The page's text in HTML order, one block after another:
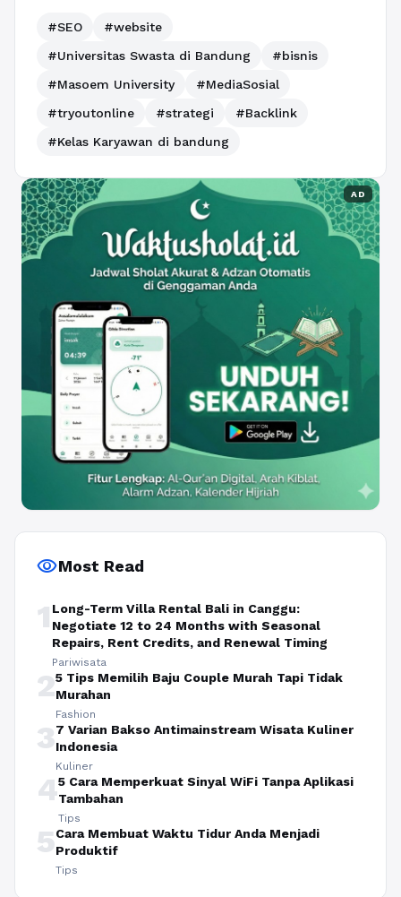
#SEO
#website
#Universitas Swasta di Bandung
#bisnis
#Masoem University
#MediaSosial
#tryoutonline
#strategi
#Backlink
#Kelas Karyawan di bandung
AD
visibilityMost Read
1 Long-Term Villa Rental Bali in Canggu:
Negotiate 12 to 24 Months with Seasonal
Repairs, Rent Credits, and Renewal Timing
Pariwisata
25 Tips Memilih Baju Couple Murah Tapi Tidak
Murahan
Fashion
37 Varian Bakso Antimainstream Wisata Kuliner
Indonesia
Kuliner
45 Cara Memperkuat Sinyal WiFi Tanpa Aplikasi
Tambahan
Tips
5Cara Membuat Waktu Tidur Anda Menjadi
Produktif
Tips